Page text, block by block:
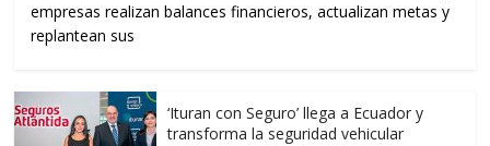
empresas realizan balances financieros, actualizan metas y
replantean sus
‘Ituran con Seguro’ llega a Ecuador y
transforma la seguridad vehicular